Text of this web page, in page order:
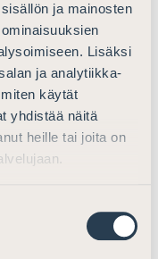
ja mainosten
Lisäksi
ja analytiikka-
käytät
yhdistää näitä
heille tai joita on
voi tämän
Asianajajaliitto
Kun
siihen, että
avustaja
Lisäksi yhteisen
hankalaa ja
virka-ajan